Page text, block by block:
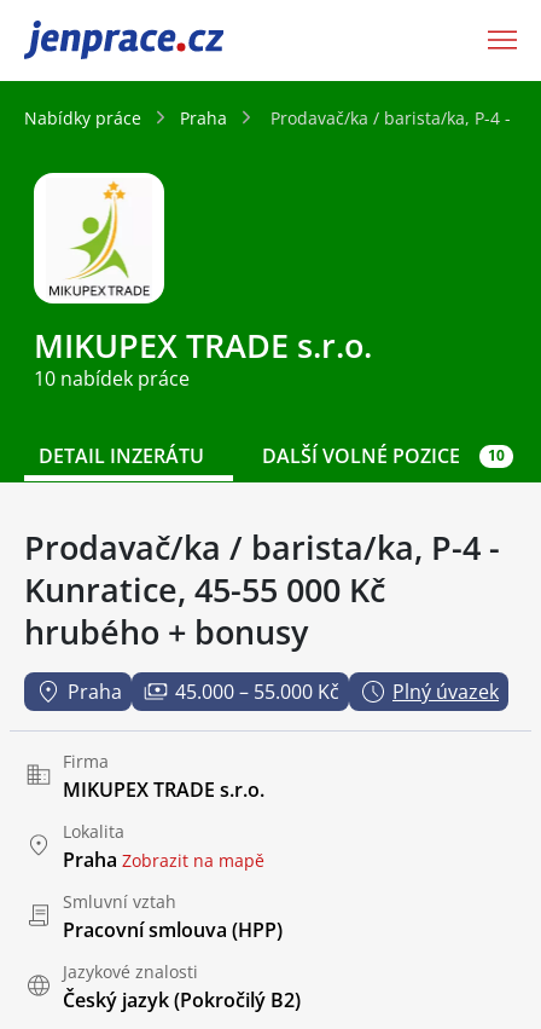
JenPráce.cz
Nabídky práce Praha Prodavač/ka / barista/ka, P-4 -
MIKUPEX TRADE s.r.o.
10 nabídek práce
DETAIL INZERÁTU DALŠÍ VOLNÉ POZICE 10
Prodavač/ka / barista/ka, P-4 -
Kunratice, 45-55 000 Kč
hrubého + bonusy
Praha 45.000 – 55.000 Kč Plný úvazek
Firma
MIKUPEX TRADE s.r.o.
Lokalita
Praha Zobrazit na mapě
Smluvní vztah
Pracovní smlouva (HPP)
Jazykové znalosti
Český jazyk(Pokročilý B2)